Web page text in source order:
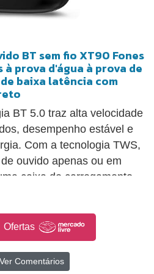
BT sem fio XT90 Fones
prova d'água à prova de
baixa latência com
BT 5.0 traz alta velocidade
desempenho estável e
Com a tecnologia TWS,
ouvido apenas ou em
caixa de carregamento
os fones de ouvido. O
uma experiência de
A tecnologia BT
de transferência de
Ofertas
Ver Comentários